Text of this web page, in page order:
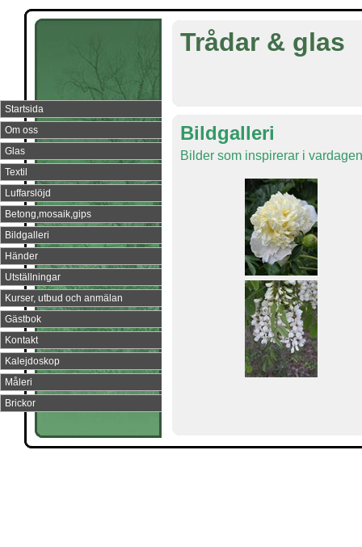
Startsida
Om oss
Glas
Textil
Luffarslöjd
Betong,mosaik,gips
Bildgalleri
Händer
Utställningar
Kurser, utbud och anmälan
Gästbok
Kontakt
Kalejdoskop
Måleri
Brickor
Trådar & glas
Bildgalleri
Bilder som inspirerar i